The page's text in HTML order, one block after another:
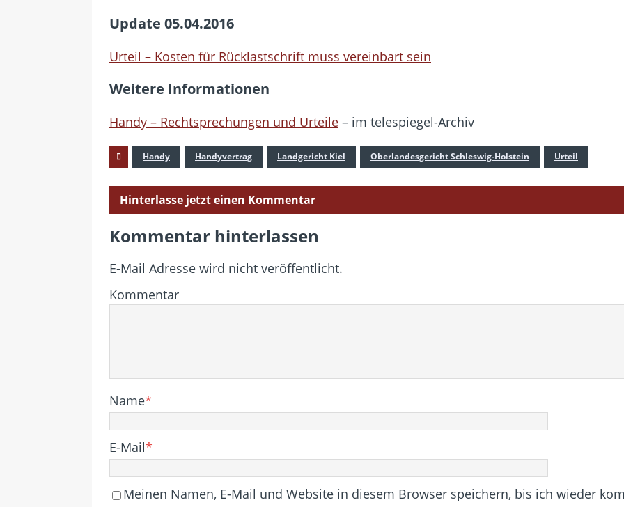
Update 05.04.2016
Urteil – Kosten für Rücklastschrift muss vereinbart sein
Weitere Informationen
Handy – Rechtsprechungen und Urteile – im telespiegel-Archiv
Handy Handyvertrag Landgericht Kiel Oberlandesgericht Schleswig-Holstein Urteil
Hinterlasse jetzt einen Kommentar
Kommentar hinterlassen
E-Mail Adresse wird nicht veröffentlicht.
Kommentar
Name*
E-Mail*
Meinen Namen, E-Mail und Website in diesem Browser speichern, bis ich wieder